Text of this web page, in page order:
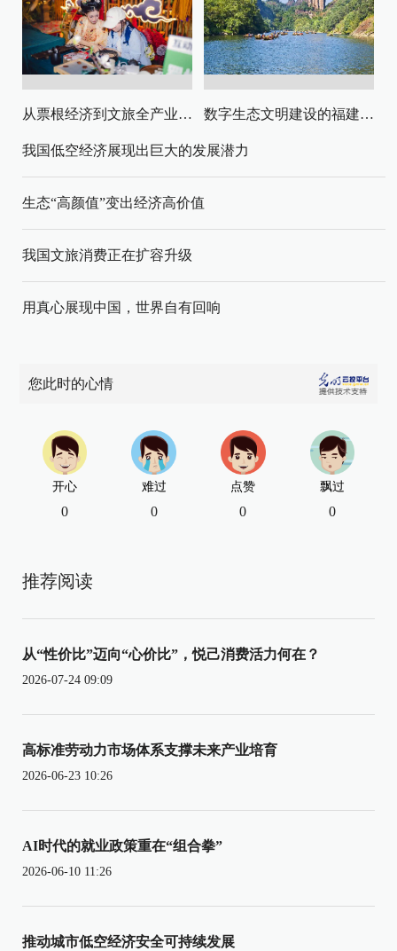
从票根经济到文旅全产业链升级 数字生态文明建设的福建路径与启示
我国低空经济展现出巨大的发展潜力
生态“高颜值”变出经济高价值
我国文旅消费正在扩容升级
用真心展现中国，世界自有回响
您此时的心情
开心
0
难过
0
点赞
0
飘过
0
推荐阅读
从“性价比”迈向“心价比”，悦己消费活力何在？
2026-07-24 09:09
高标准劳动力市场体系支撑未来产业培育
2026-06-23 10:26
AI时代的就业政策重在“组合拳”
2026-06-10 11:26
推动城市低空经济安全可持续发展